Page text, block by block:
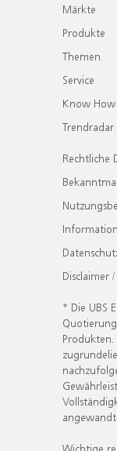
Märkte
Produkte
Themen
Service
Know How
Trendradar
Rechtliche
Disclaimer
* Die UBS
Produkten.